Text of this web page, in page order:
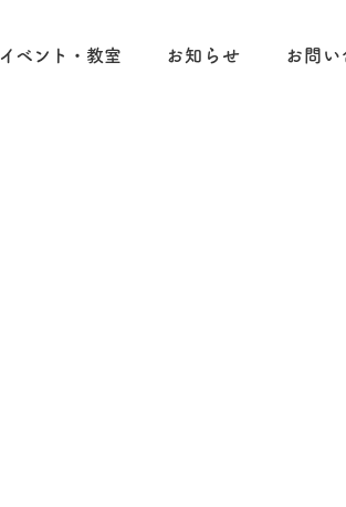
イベント・教室 お知らせ お問